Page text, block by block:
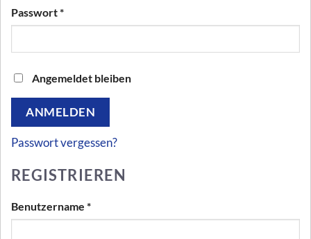
Passwort*Erforderlich
Angemeldet bleiben
ANMELDEN
Passwort vergessen?
REGISTRIEREN
Benutzername *Erforderlich